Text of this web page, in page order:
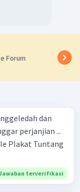
Forum
dan
perjanjian ...
terverifikasi